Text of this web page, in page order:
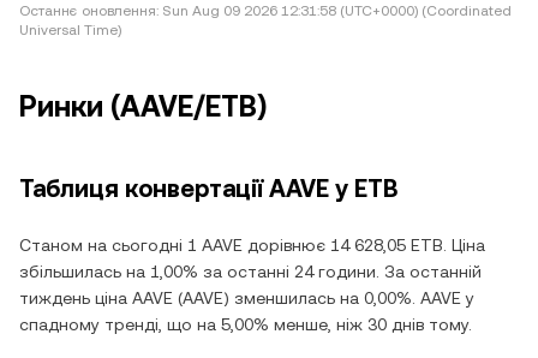
Останнє оновлення: Sun Aug 09 2026 12:31:58 (UTC+0000) (Coordinated
Universal Time)
Ринки (AAVE/ETB)
Таблиця конвертації AAVE у ETB
Станом на сьогодні 1 AAVE дорівнює 14 628,05 ETB. Ціна
збільшилась на 1,00% за останні 24 години. За останній
тиждень ціна AAVE (AAVE) зменшилась на 0,00%. AAVE у
спадному тренді, що на 5,00% менше, ніж 30 днів тому.